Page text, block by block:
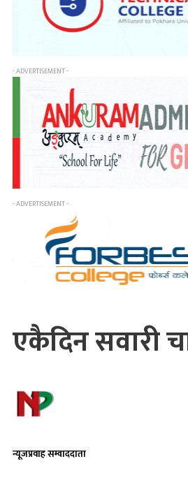
- ADVERTISEMENT -
- ADVERTISEMENT -
एकैदिन सवारी
न्यूजप्रवाह सम्वाददाता